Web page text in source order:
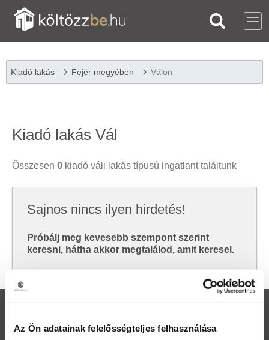
Az Ön adatainak felelősségteljes felhasználása
Kiadó lakás Fejér megyében Válon
Kiadó lakás Vál
Összesen 0 kiadó váli lakás típusú ingatlant találtunk
Sajnos nincs ilyen hirdetés!
Próbálj meg kevesebb szempont szerint
keresni, hátha akkor megtalálod, amit keresel.